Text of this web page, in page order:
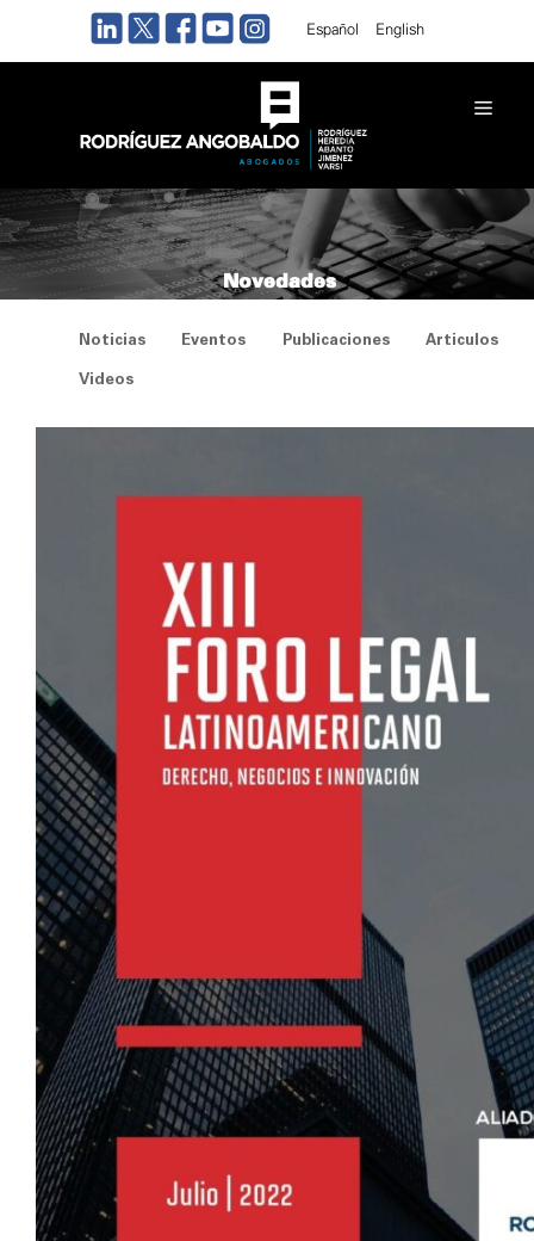
Español English
Novedades
Noticias Eventos Publicaciones Articulos
Videos